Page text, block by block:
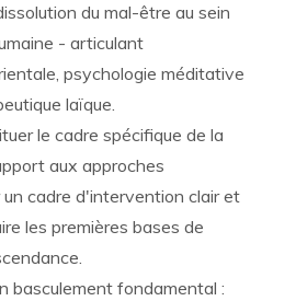
du mal-être au sein
- articulant
psychologie méditative
laïque.
le cadre spécifique de la
aux approches
un cadre d'intervention clair et
les premières bases de
basculement fondamental :